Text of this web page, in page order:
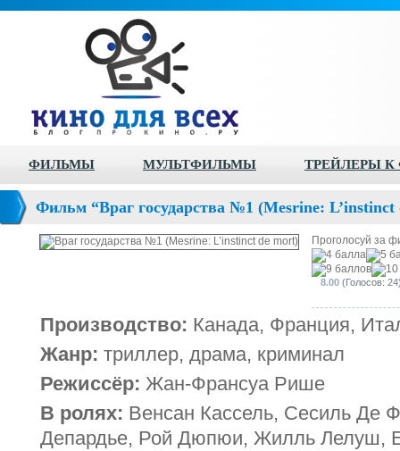
ФИЛЬМЫ МУЛЬТФИЛЬМЫ ТРЕЙЛЕРЫ
Фильм “Враг государства №1 (Mesrine: L’instinct
Проголосуй за
8.00 (Голосов:
Производство: Канада, Франция,
Жанр: триллер, драма, криминал
Режиссёр: Жан-Франсуа Рише
В ролях: Венсан Кассель, Сесиль Де
Депардье, Рой Дюпюи, Жилль Лелуш,